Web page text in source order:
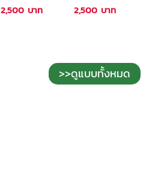
2,500 บาท 2,500 บาท
>>ดูแบบทั้งหมด